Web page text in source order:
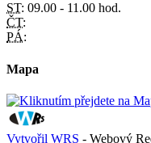
ST: 09.00 - 11.00 hod.
ČT:
PÁ:
Mapa
Vytvořil WRS - Webový